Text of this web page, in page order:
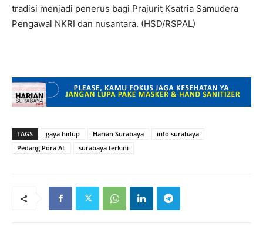
tradisi menjadi penerus bagi Prajurit Ksatria Samudera
Pengawal NKRI dan nusantara. (HSD/RSPAL)
TAGS gaya hidup Harian Surabaya
info surabaya
Pedang Pora AL
surabaya terkini